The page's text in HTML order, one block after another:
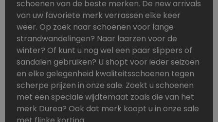
schoenen van de beste merken. De new arrivals
van uw favoriete merk verrassen elke keer
weer. Op zoek naar schoenen voor lange
strandwandelingen? Naar laarzen voor de
winter? Of kunt u nog wel een paar slippers of
sandalen gebruiken? U shopt voor ieder seizoen
en elke gelegenheid kwaliteitsschoenen tegen
scherpe prijzen in onze sale. Zoekt u schoenen
met een speciale wijdtemaat zoals die van het
merk Durea? Ook dat merk koopt u in onze sale